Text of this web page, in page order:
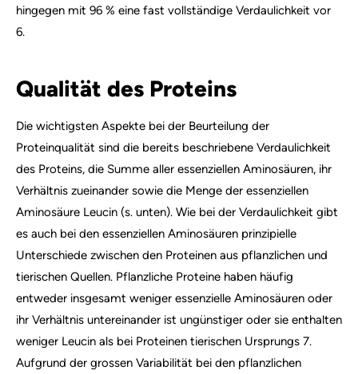
hingegen mit 96 % eine fast vollständige Verdaulichkeit vor
6.
Qualität des Proteins
Die wichtigsten Aspekte bei der Beurteilung der
Proteinqualität sind die bereits beschriebene Verdaulichkeit
des Proteins, die Summe aller essenziellen Aminosäuren, ihr
Verhältnis zueinander sowie die Menge der essenziellen
Aminosäure Leucin (s. unten). Wie bei der Verdaulichkeit gibt
es auch bei den essenziellen Aminosäuren prinzipielle
Unterschiede zwischen den Proteinen aus pflanzlichen und
tierischen Quellen. Pflanzliche Proteine haben häufig
entweder insgesamt weniger essenzielle Aminosäuren oder
ihr Verhältnis untereinander ist ungünstiger oder sie enthalten
weniger Leucin als bei Proteinen tierischen Ursprungs 7.
Aufgrund der grossen Variabilität bei den pflanzlichen